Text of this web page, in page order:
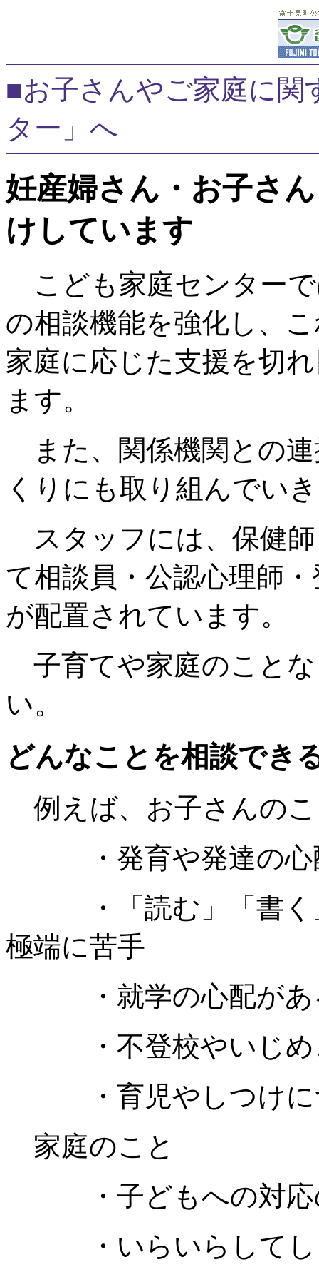
■お子さんやご家庭に関
ター」へ
妊産婦さん・お子さ
けしています
こども家庭センター
の相談機能を強化し、
家庭に応じた支援を切
ます。
また、関係機関との
くりにも取り組んでい
スタッフには、保健師
て相談員・公認心理師
が配置されています。
子育てや家庭のこと
い。
どんなことを相談でき
例えば、お子さんの
・発育や発達の心
・「読む」「書く」
極端に苦手
・就学の心配があ
・不登校やいじめ、
・育児やしつけに
家庭のこと
・子どもへの対応
・いらいらしてし